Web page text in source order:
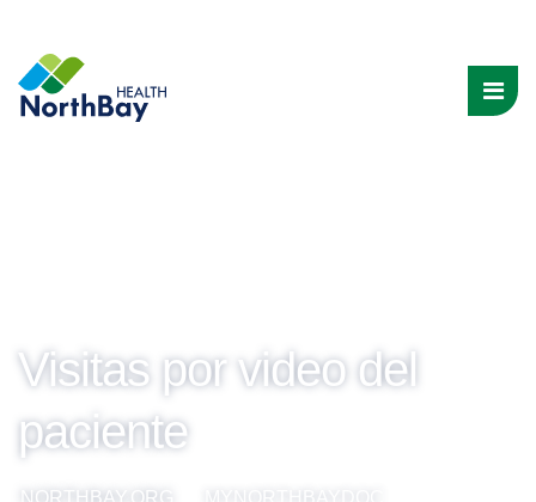
Visitas por video del
paciente